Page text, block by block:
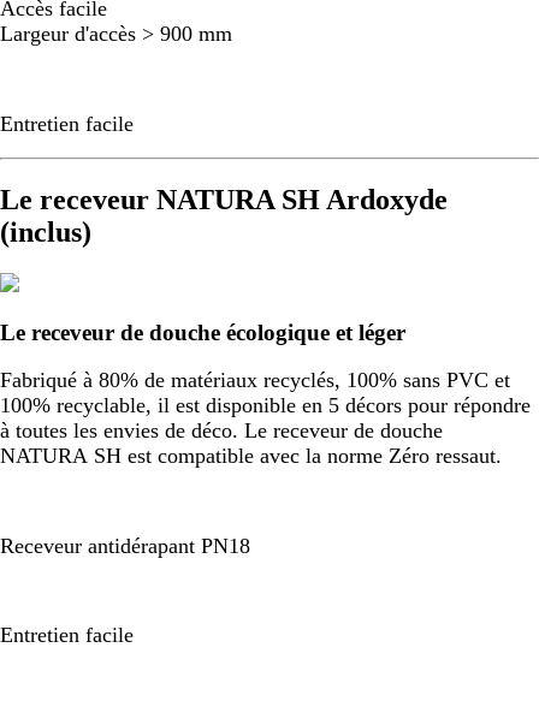
Accès facile
Largeur d'accès > 900 mm
Entretien facile
Le receveur NATURA SH Ardoxyde
(inclus)
Le receveur de douche écologique et léger
Fabriqué à 80% de matériaux recyclés, 100% sans PVC et
100% recyclable, il est disponible en 5 décors pour répondre
à toutes les envies de déco. Le receveur de douche
NATURA SH est compatible avec la norme Zéro ressaut.
Receveur antidérapant PN18
Entretien facile